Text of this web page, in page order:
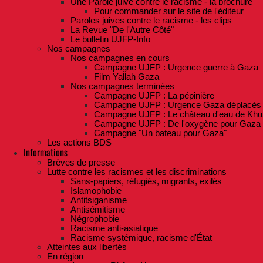
Pour commander sur le site de l'éditeur
Paroles juives contre le racisme - les clips
La Revue "De l'Autre Côté"
Le bulletin UJFP-Info
Nos campagnes
Nos campagnes en cours
Campagne UJFP : Urgence guerre à Gaza
Film Yallah Gaza
Nos campagnes terminées
Campagne UJFP : La pépinière
Campagne UJFP : Urgence Gaza déplacés
Campagne UJFP : Le château d'eau de
Campagne UJFP : De l'oxygène pour Gaza
Campagne "Un bateau pour Gaza"
Les actions BDS
Informations
Brèves de presse
Lutte contre les racismes et les discriminations
Sans-papiers, réfugiés, migrants, exilés
Islamophobie
Antitsiganisme
Antisémitisme
Négrophobie
Racisme anti-asiatique
Racisme systémique, racisme d'État
Atteintes aux libertés
En région